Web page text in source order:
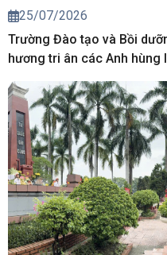
25/07/2026
Trường Đào tạo và Bồi
hương tri ân các Anh hùng